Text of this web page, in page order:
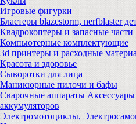
Игровые фигурки
Бластеры blazestorm, nerfblaster
Квадрокоптеры и запасные части
Компьютерные комплектующие
3d принтеры и расходные
Красота и здоровье
Сыворотки для лица
Маникюрные пилочи и бафы
Сварочные аппараты
аккумуляторов
Электромотоциклы,